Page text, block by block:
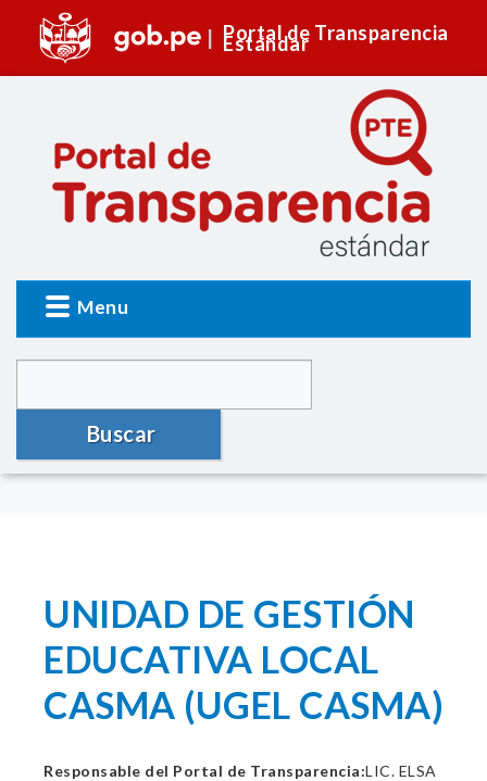
Portal de Transparencia
Estándar
Menu
Buscar
UNIDAD DE GESTIÓN
EDUCATIVA LOCAL
CASMA (UGEL CASMA)
Responsable del Portal de Transparencia:LIC. ELSA